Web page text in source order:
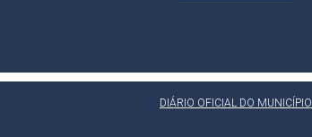
DIÁRIO OFICIAL DO MUNICÍPIO